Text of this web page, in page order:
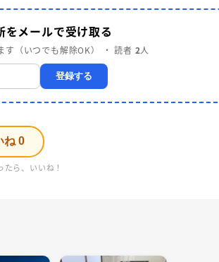
メールで受け取る
す（いつでも解除OK） ・ 読者 2人
登録する
ね0
ら、いいね！